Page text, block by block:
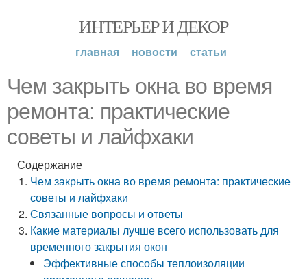
ИНТЕРЬЕР И ДЕКОР
главная новости статьи
Чем закрыть окна во время
ремонта: практические
советы и лайфхаки
Содержание
Чем закрыть окна во время ремонта: практические
советы и лайфхаки
Связанные вопросы и ответы
Какие материалы лучше всего использовать для
временного закрытия окон
Эффективные способы теплоизоляции